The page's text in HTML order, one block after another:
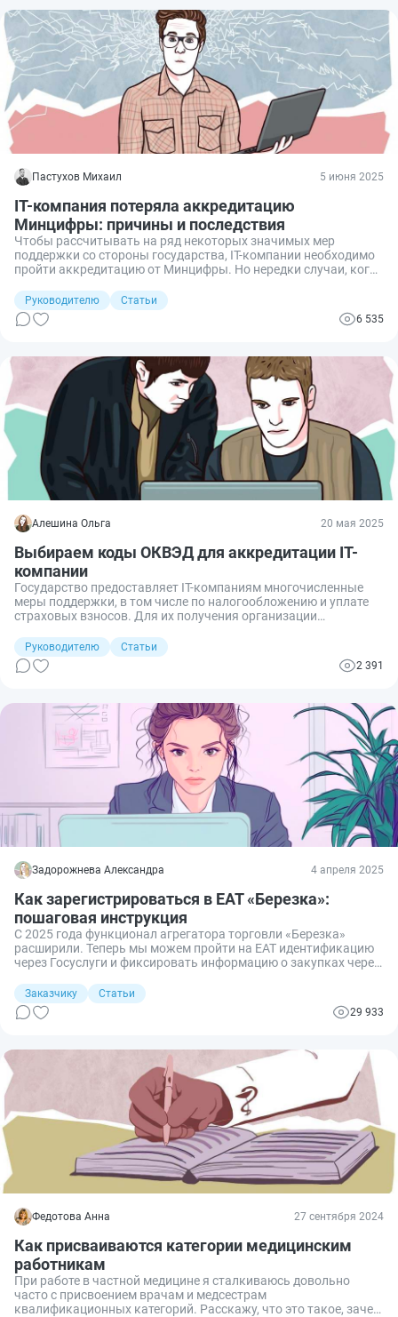
сотрудникам.
Пастухов Михаил 5 июня 2025
IT-компания потеряла аккредитацию
Минцифры: причины и последствия
Чтобы рассчитывать на ряд некоторых значимых мер
поддержки со стороны государства, IT-компании необходимо
пройти аккредитацию от Минцифры. Но нередки случаи, когда
причинам. Для некоторых организаций это является
существенным ударом по операционной деятельности,
поскольку они могут потерять ряд своих конкретных
если IT-компания потеряла аккредитацию, причины, по
которым ее могут аннулировать, и последствия.
Руководителю
Статьи
6 535
Алешина Ольга 20 мая 2025
Выбираем коды ОКВЭД для аккредитации IT-
компании
Государство предоставляет IT-компаниям многочисленные
меры поддержки, в том числе по налогообложению и уплате
страховых взносов. Для их получения организации
определенным направлениям, которые соответствуют
конкретным кодам ОКВЭД. Разберем, какие коды ОКВЭД
требуется выбрать, чтобы IT-компании получить
Руководителю
Статьи
2 391
Задорожнева Александра 4 апреля 2025
Как зарегистрироваться в ЕАТ «Березка»:
пошаговая инструкция
С 2025 года функционал агрегатора торговли «Березка»
расширили. Теперь мы можем пройти на ЕАТ идентификацию
через Госуслуги и фиксировать информацию о закупках через
регистрации и авторизации в системе. Рассказываем, как
зарегистрироваться на сайте «Березка» заказчику и
поставщику и как решать проблемы, возникающие при
Заказчику
Статьи
29 933
Федотова Анна 27 сентября 2024
Как присваиваются категории медицинским
работникам
При работе в частной медицине я сталкиваюсь довольно
часто с присвоением врачам и медсестрам
квалификационных категорий. Расскажу, что это такое, зачем